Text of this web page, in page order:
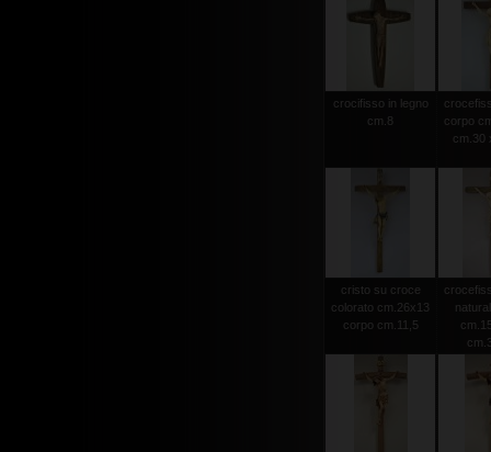
crocifisso in legno
cm.8
corpo
cm.30
cristo su croce
colorato cm.26x13
corpo cm.11,5